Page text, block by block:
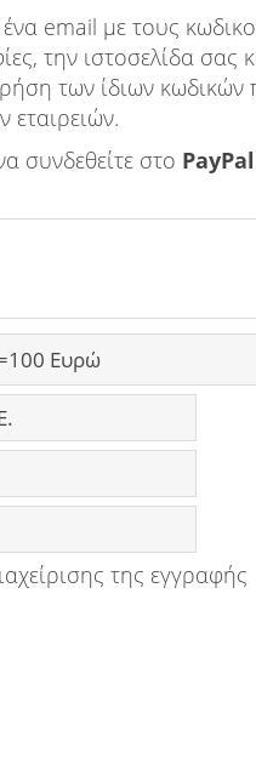
email με τους
την ιστοσελίδα σας
των ίδιων
εταιρειών.
συνδεθείτε στο PayPal
της εγγραφής